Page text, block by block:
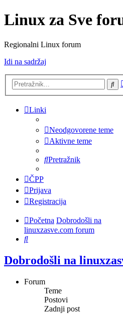
Linux za Sve
Regionalni Linux forum
Idi na sadržaj
Linki
Neodgovorene teme
Aktivne teme
Pretražnik
ČPP
Prijava
Registracija
Početna Dobrodošli na
linuxzasve.com forum
Pretražnik
Dobrodošli na
Forum
Teme
Postovi
Zadnji post